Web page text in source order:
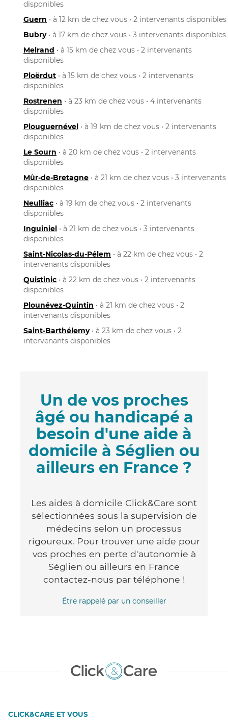
disponibles
Guern • à 12 km de chez vous • 2 intervenants disponibles
Bubry• à 17 km de chez vous • 3 intervenants disponibles
Melrand • à 15 km de chez vous • 2 intervenants
disponibles
Ploërdut • à 15 km de chez vous • 2 intervenants
disponibles
Rostrenen • à 23 km de chez vous • 4 intervenants
disponibles
Plouguernével • à 19 km de chez vous • 2 intervenants
disponibles
Le Sourn • à 20 km de chez vous • 2 intervenants
disponibles
Mûr-de-Bretagne • à 21 km de chez vous • 3 intervenants
disponibles
Neulliac • à 19 km de chez vous • 2 intervenants
disponibles
Inguiniel • à 21 km de chez vous • 3 intervenants
disponibles
Saint-Nicolas-du-Pélem • à 22 km de chez vous • 2
intervenants disponibles
Quistinic • à 22 km de chez vous • 2 intervenants
disponibles
Plounévez-Quintin • à 21 km de chez vous • 2
intervenants disponibles
Saint-Barthélemy• à 23 km de chez vous • 2
intervenants disponibles
Un de vos proches
âgé ou handicapé a
besoin d'une aide à
domicile à Séglien ou
ailleurs en France ?
Les aides à domicile Click&Care sont
sélectionnées sous la supervision de
médecins selon un processus
rigoureux. Pour trouver une aide pour
vos proches en perte d'autonomie à
Séglien ou ailleurs en France
contactez-nous par téléphone !
Être rappelé par un conseiller
CLICK&CARE ET VOUS